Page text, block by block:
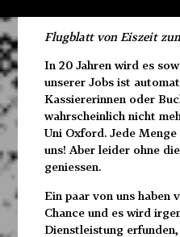
Flugblatt von Eiszeit
In 20 Jahren wird es
unserer Jobs ist
Kassiererinnen oder
wahrscheinlich nicht
Uni Oxford. Jede
uns! Aber leider ohne
geniessen.
Ein paar von uns haben
Chance und es wird
Dienstleistung